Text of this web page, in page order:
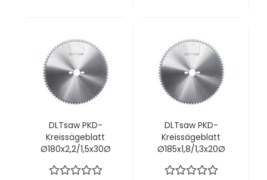
DLTsaw PKD-
Kreissägeblatt
Ø180x2,2/1,5x30Ø
Perfekte
DLTsaw PKD-
Kreissägeblatt
Ø185x1,8/1,3x20Ø
Perfekte